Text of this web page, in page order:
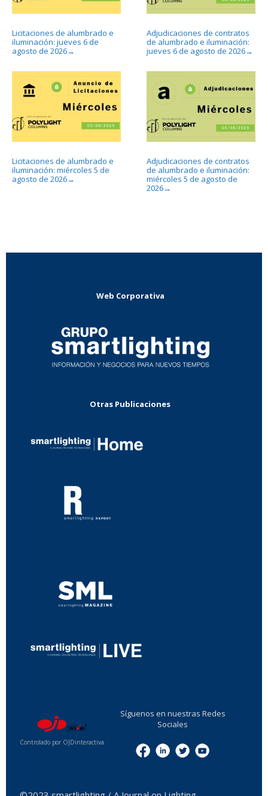
Licitaciones de alumbrado e
iluminación: jueves 6 de
agosto de 2026→
Adjudicaciones de contratos
de alumbrado e iluminación:
jueves 6 de agosto de 2026→
Licitaciones de alumbrado e
iluminación: miércoles 5 de
agosto de 2026→
Adjudicaciones de contratos
de alumbrado e iluminación:
miércoles 5 de agosto de
2026→
Web Corporativa
Otras Publicaciones
Controlado por OJDinteractiva
Síguenos en nuestras Redes
Sociales